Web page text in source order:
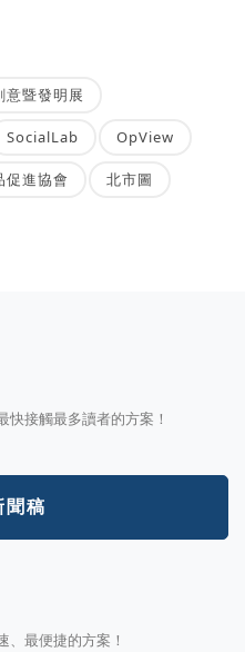
意暨發明展
SocialLab OpView
促進協會 北市圖
接觸最多讀者的方案！
聞稿
最便捷的方案！